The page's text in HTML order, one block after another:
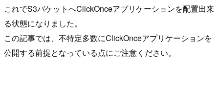
これでS3バケットへClickOnceアプリケーションを配置出来
る状態になりました。
この記事では、不特定多数にClickOnceアプリケーションを
公開する前提となっている点にご注意ください。